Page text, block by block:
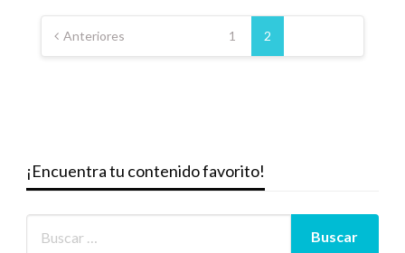
Paginación
de
entradas
Anteriores 1 2
¡Encuentra tu contenido favorito!